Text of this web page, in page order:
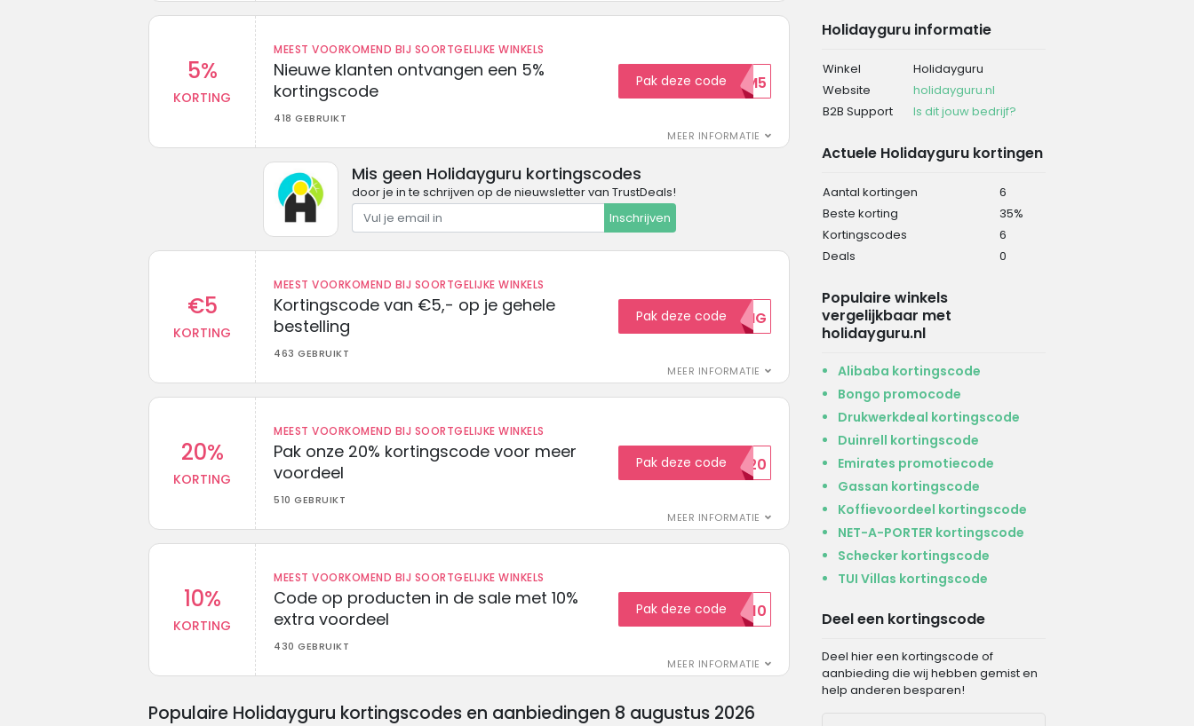
5%
KORTING
MEEST VOORKOMEND BIJ SOORTGELIJKE WINKELS
Nieuwe klanten ontvangen een 5%
kortingscode
418 GEBRUIKT
MEER INFORMATIE
Pak deze codeWELKOM5
Mis geen Holidayguru kortingscodes
door je in te schrijven op de nieuwsletter van TrustDeals!
Inschrijven
€5
KORTING
MEEST VOORKOMEND BIJ SOORTGELIJKE WINKELS
Kortingscode van €5,- op je gehele
bestelling
463 GEBRUIKT
MEER INFORMATIE
Pak deze code5KORTING
20%
KORTING
MEEST VOORKOMEND BIJ SOORTGELIJKE WINKELS
Pak onze 20% kortingscode voor meer
voordeel
510 GEBRUIKT
MEER INFORMATIE
Pak deze codeEXTRA20
10%
KORTING
MEEST VOORKOMEND BIJ SOORTGELIJKE WINKELS
Code op producten in de sale met 10%
extra voordeel
430 GEBRUIKT
MEER INFORMATIE
Pak deze codeSALE10
Holidayguru informatie
Winkel
Holidayguru
Website
holidayguru.nl
B2B Support
Is dit jouw bedrijf?
Actuele Holidayguru kortingen
Aantal kortingen
6
Beste korting
35%
Kortingscodes
6
Deals
0
Populaire winkels
vergelijkbaar met
holidayguru.nl
Alibaba kortingscode
Bongo promocode
Drukwerkdeal kortingscode
Duinrell kortingscode
Emirates promotiecode
Gassan kortingscode
Koffievoordeel kortingscode
NET-A-PORTER kortingscode
Schecker kortingscode
TUI Villas kortingscode
Deel een kortingscode
Deel hier een kortingscode of
aanbieding die wij hebben gemist en
help anderen besparen!
Populaire Holidayguru kortingscodes en aanbiedingen 8 augustus 2026